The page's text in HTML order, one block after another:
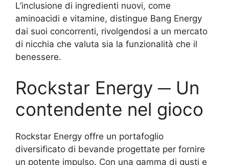
L’inclusione di ingredienti nuovi, come
aminoacidi e vitamine, distingue Bang Energy
dai suoi concorrenti, rivolgendosi a un mercato
di nicchia che valuta sia la funzionalità che il
benessere.
Rockstar Energy ─ Un
contendente nel gioco
Rockstar Energy offre un portafoglio
diversificato di bevande progettate per fornire
un potente impulso. Con una gamma di gusti e